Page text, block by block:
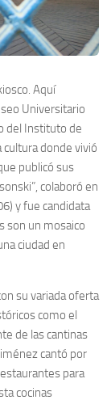
Aquí
Universitario
del Instituto de
cultura donde vivió
publicó sus
colaboró en
y fue candidata
son un mosaico
ciudad en
su variada oferta
como el
de las cantinas
cantó por
para
cocinas